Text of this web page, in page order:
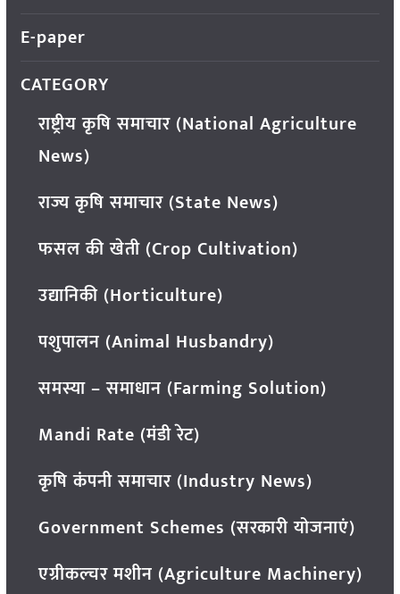
E-paper
CATEGORY
राष्ट्रीय कृषि समाचार (National Agriculture
News)
राज्य कृषि समाचार (State News)
फसल की खेती (Crop Cultivation)
उद्यानिकी (Horticulture)
पशुपालन (Animal Husbandry)
समस्या – समाधान (Farming Solution)
Mandi Rate (मंडी रेट)
कृषि कंपनी समाचार (Industry News)
Government Schemes (सरकारी योजनाएं)
एग्रीकल्चर मशीन (Agriculture Machinery)